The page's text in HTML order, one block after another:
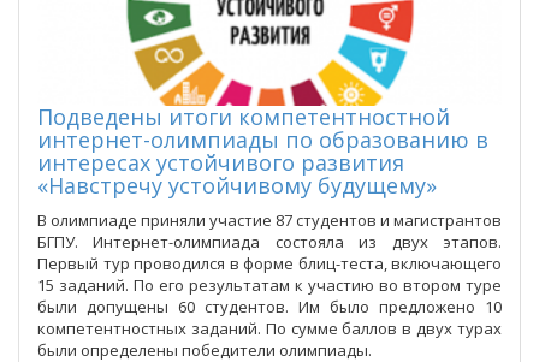
Подведены итоги компетентностной
интернет-олимпиады по образованию в
интересах устойчивого развития
«Навстречу устойчивому будущему»
В олимпиаде приняли участие 87 студентов и магистрантов
БГПУ. Интернет-олимпиада состояла из двух этапов.
Первый тур проводился в форме блиц-теста, включающего
15 заданий. По его результатам к участию во втором туре
были допущены 60 студентов. Им было предложено 10
компетентностных заданий. По сумме баллов в двух турах
были определены победители олимпиады.